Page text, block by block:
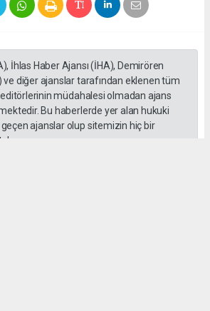
İhlas Haber Ajansı (İHA), Demirören
ve diğer ajanslar tarafından eklenen tüm
müdahalesi olmadan ajans
Bu haberlerde yer alan hukuki
ajanslar olup sitemizin hiç bir